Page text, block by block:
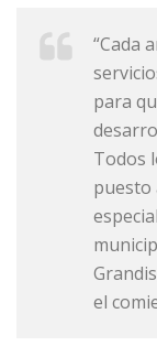
“Cada
para
Todos
puesto
el